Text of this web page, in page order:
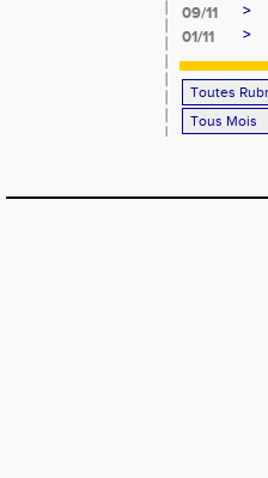
09/11
>
01/11
>